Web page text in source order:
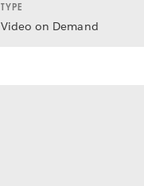
TYPE
Video on Demand